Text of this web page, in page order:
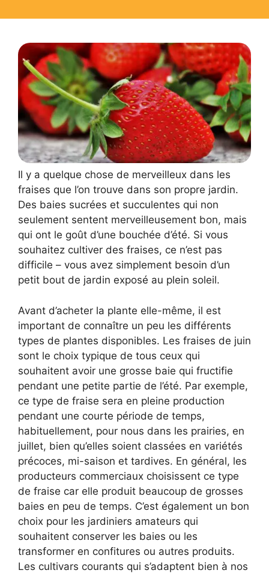
Il y a quelque chose de merveilleux dans les
fraises que l’on trouve dans son propre jardin.
Des baies sucrées et succulentes qui non
seulement sentent merveilleusement bon, mais
qui ont le goût d’une bouchée d’été. Si vous
souhaitez cultiver des fraises, ce n’est pas
difficile – vous avez simplement besoin d’un
petit bout de jardin exposé au plein soleil.
Avant d’acheter la plante elle-même, il est
important de connaître un peu les différents
types de plantes disponibles. Les fraises de juin
sont le choix typique de tous ceux qui
souhaitent avoir une grosse baie qui fructifie
pendant une petite partie de l’été. Par exemple,
ce type de fraise sera en pleine production
pendant une courte période de temps,
habituellement, pour nous dans les prairies, en
juillet, bien qu’elles soient classées en variétés
précoces, mi-saison et tardives. En général, les
producteurs commerciaux choisissent ce type
de fraise car elle produit beaucoup de grosses
baies en peu de temps. C’est également un bon
choix pour les jardiniers amateurs qui
souhaitent conserver les baies ou les
transformer en confitures ou autres produits.
Les cultivars courants qui s’adaptent bien à nos